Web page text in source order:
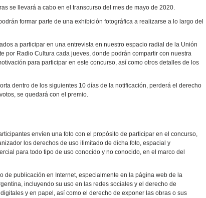
se llevará a cabo en el transcurso del mes de mayo de 2020.
formar parte de una exhibición fotográfica a realizarse a lo largo del
a participar en una entrevista en nuestro espacio radial de la Unión
por Radio Cultura cada jueves, donde podrán compartir con nuestra
para participar en este concurso, así como otros detalles de los
dentro de los siguientes 10 días de la notificación, perderá el derecho
se quedará con el premio.
envíen una foto con el propósito de participar en el concurso,
los derechos de uso ilimitado de dicha foto, espacial y
para todo tipo de uso conocido y no conocido, en el marco del
de publicación en Internet, especialmente en la página web de la
incluyendo su uso en las redes sociales y el derecho de
y en papel, así como el derecho de exponer las obras o sus